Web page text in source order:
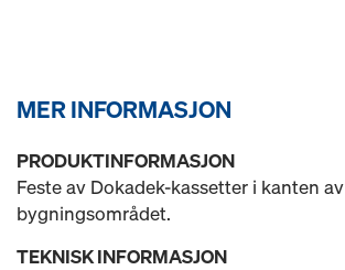
MER INFORMASJON
PRODUKTINFORMASJON
Feste av Dokadek-kassetter i kanten av
bygningsområdet.
TEKNISK INFORMASJON